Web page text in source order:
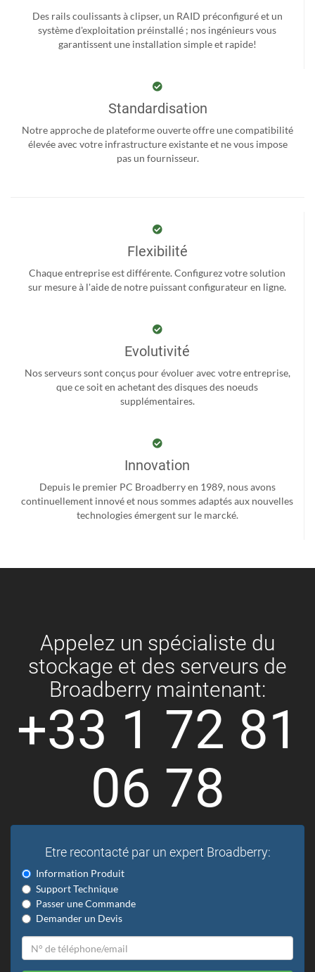
Des rails coulissants à clipser, un RAID préconfiguré et un
système d'exploitation préinstallé ; nos ingénieurs vous
garantissent une installation simple et rapide!
Standardisation
Notre approche de plateforme ouverte offre une compatibilité
élevée avec votre infrastructure existante et ne vous impose
pas un fournisseur.
Flexibilité
Chaque entreprise est différente. Configurez votre solution
sur mesure à l'aide de notre puissant configurateur en ligne.
Evolutivité
Nos serveurs sont conçus pour évoluer avec votre entreprise,
que ce soit en achetant des disques des noeuds
supplémentaires.
Innovation
Depuis le premier PC Broadberry en 1989, nous avons
continuellement innové et nous sommes adaptés aux nouvelles
technologies émergent sur le marcké.
Appelez un spécialiste du
stockage et des serveurs de
Broadberry maintenant:
+33 1 72 81
06 78
Etre recontacté par un expert Broadberry:
Information Produit
Support Technique
Passer une Commande
Demander un Devis